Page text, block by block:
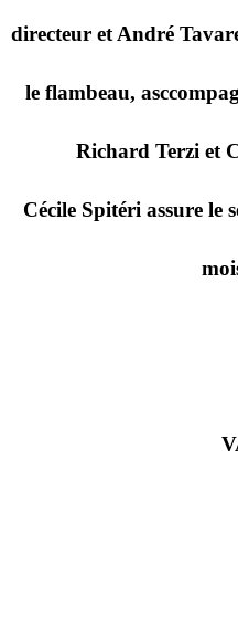
directeur et André
le flambeau,
Richard Terzi et
Cécile Spitéri assure le